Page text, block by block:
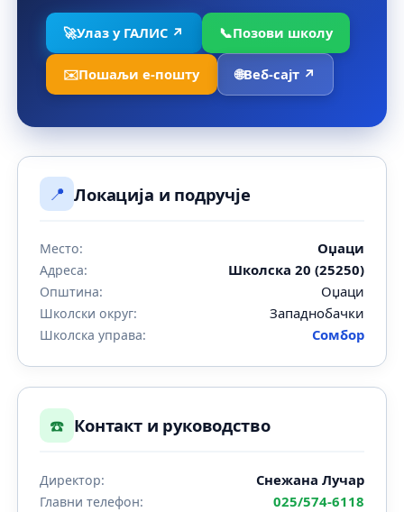
🚀Улаз у ГАЛИС ↗ 📞Позови школу
✉️Пошаљи е-пошту 🌐Веб-сајт ↗
📍 Локација и подручје
Место: Оџаци
Адреса: Школска 20 (25250)
Општина: Оџаци
Школски округ: Западнобачки
Школска управа: Сомбор
☎️ Контакт и руководство
Директор: Снежана Лучар
Главни телефон: 025/574-6118